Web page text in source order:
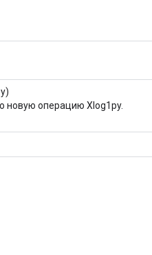
новую операцию Xlog1py.